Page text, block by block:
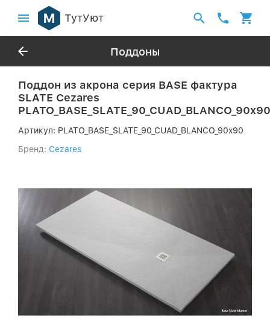
ТутУют
Поддоны
Поддон из акрона серия BASE фактура
SLATE Cezares
PLATO_BASE_SLATE_90_CUAD_BLANCO_90x90
Артикул: PLATO_BASE_SLATE_90_CUAD_BLANCO_90x90
Бренд: Cezares